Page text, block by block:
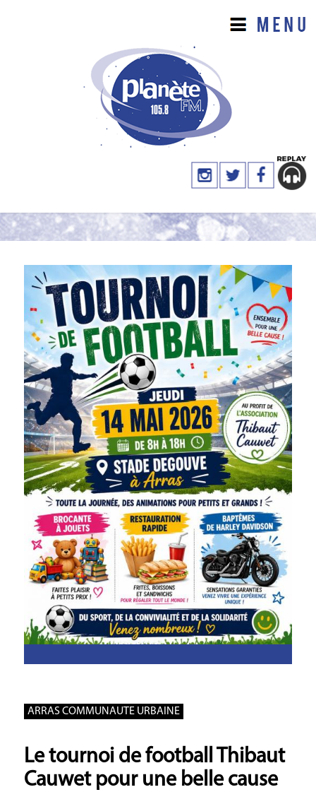
ARRAS COMMUNAUTE URBAINE
Le tournoi de football Thibaut
Cauwet pour une belle cause